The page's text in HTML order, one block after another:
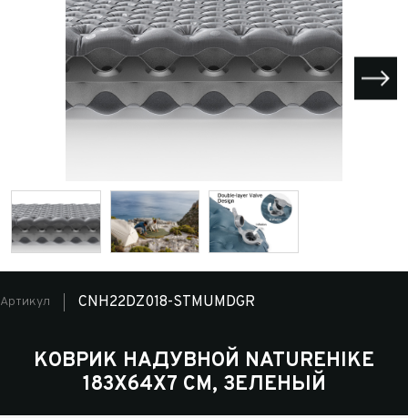
Артикул CNH22DZ018-STMUMDGR
КОВРИК НАДУВНОЙ NATUREHIKE
183Х64Х7 СМ, ЗЕЛЕНЫЙ